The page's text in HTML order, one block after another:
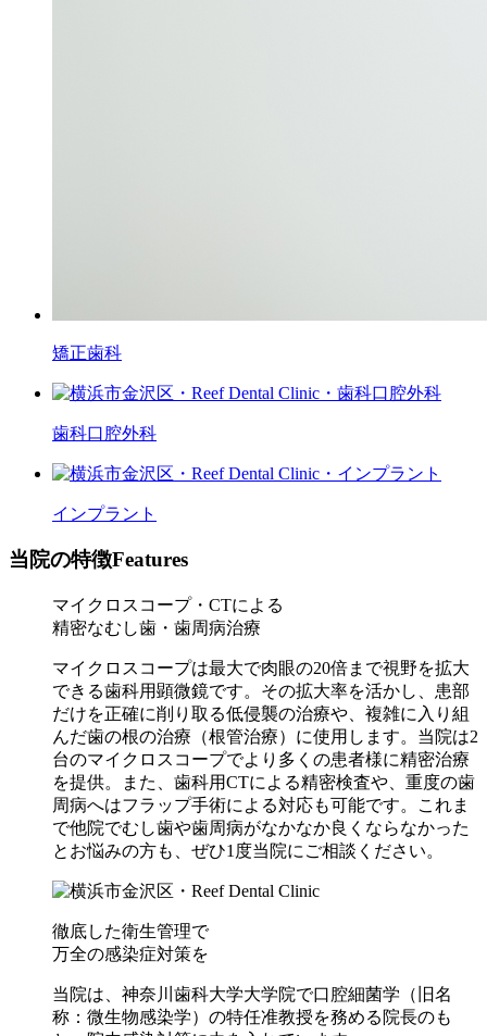
矯正歯科
歯科口腔外科
インプラント
当院の特徴Features
マイクロスコープ・CTによる
精密なむし歯・歯周病治療
マイクロスコープは最大で肉眼の20倍まで視野を拡大
できる歯科用顕微鏡です。その拡大率を活かし、患部
だけを正確に削り取る低侵襲の治療や、複雑に入り組
んだ歯の根の治療（根管治療）に使用します。当院は2
台のマイクロスコープでより多くの患者様に精密治療
を提供。また、歯科用CTによる精密検査や、重度の歯
周病へはフラップ手術による対応も可能です。これま
で他院でむし歯や歯周病がなかなか良くならなかった
とお悩みの方も、ぜひ1度当院にご相談ください。
徹底した衛生管理で
万全の感染症対策を
当院は、神奈川歯科大学大学院で口腔細菌学（旧名
称：微生物感染学）の特任准教授を務める院長のも